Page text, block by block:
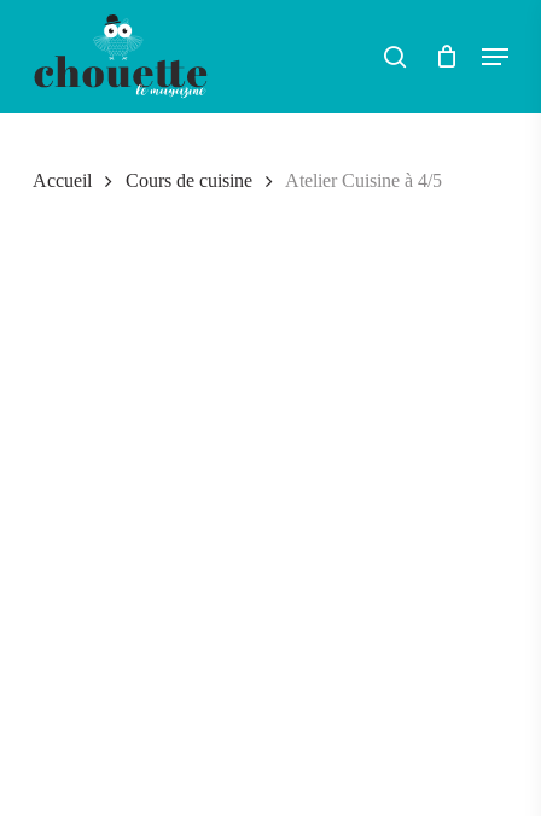
RECHERCHER
search Menu
Accueil Cours de cuisine Atelier Cuisine à 4/5